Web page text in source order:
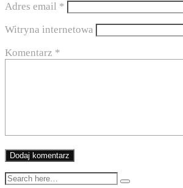
Adres email *
Witryna internetowa
Komentarz *